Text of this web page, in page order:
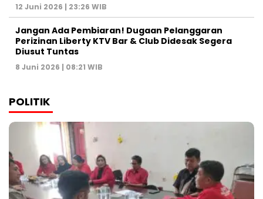
12 Juni 2026 | 23:26 WIB
Jangan Ada Pembiaran! Dugaan Pelanggaran
Perizinan Liberty KTV Bar & Club Didesak Segera
Diusut Tuntas
8 Juni 2026 | 08:21 WIB
POLITIK